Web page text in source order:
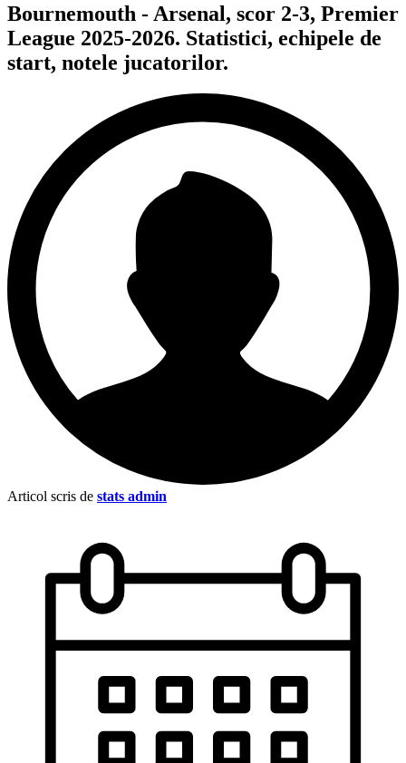
Bournemouth - Arsenal, scor 2-3, Premier
League 2025-2026. Statistici, echipele de
start, notele jucatorilor.
Articol scris de stats admin